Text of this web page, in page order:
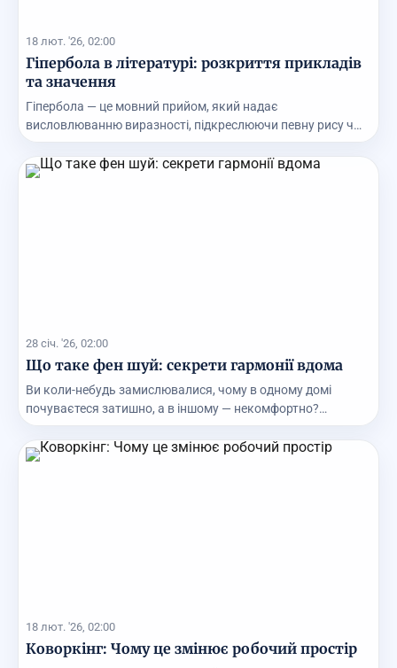
18 лют. '26, 02:00
Гіпербола в літературі: розкриття прикладів
та значення
Гіпербола — це мовний прийом, який надає
висловлюванню виразності, підкреслюючи певну рису чи
28 січ. '26, 02:00
Що таке фен шуй: секрети гармонії вдома
Ви коли-небудь замислювалися, чому в одному домі
почуваєтеся затишно, а в іншому — некомфортно?
18 лют. '26, 02:00
Коворкінг: Чому це змінює робочий простір